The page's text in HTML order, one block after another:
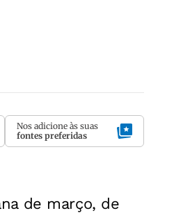
Nos adicione às suas
fontes preferidas
de março, de